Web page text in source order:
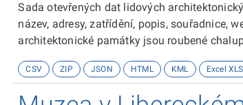
Sada otevřených dat lidových
název, adresy, zatřídění, popis, souřadnice,
architektonické památky jsou roubené
další však jen při speciálních událostech,
CSV ZIP JSON HTML KML Excel